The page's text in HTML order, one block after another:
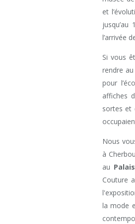
et
l’arrivée
Si vous
rendre
pour
affiches
sortes et
Nous
à
au
Couture
la mode